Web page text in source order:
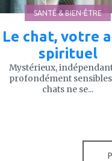
SANTÉ & BIEN-ÊTRE
Le chat, votre
spirituel
Mystérieux,
profondément
chats ne se...